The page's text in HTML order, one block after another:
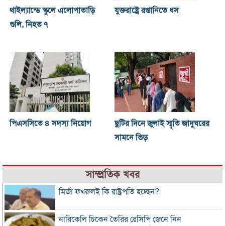
থাইল্যান্ডে স্কুলে এলোপাতাড়ি
গুলি, নিহত ৭
যুক্তরাষ্ট্রে রপ্তানিতে ধস
পিএসসিতে ৪ সদস্য নিয়োগ
ছুটির দিনে জুলাই স্মৃতি জাদুঘরের
সামনে ভিড়
সাম্প্রতিক খবর
মির্জা ফখরুলই কি রাষ্ট্রপতি হচ্ছেন?
নারিকেলি চিকেন তৈরির রেসিপি জেনে নিন